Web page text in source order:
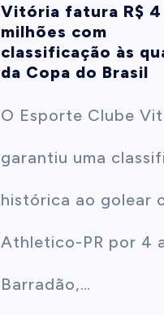
Vitória fatura R$ 4
milhões com
classificação às
da Copa do Brasil
O Esporte Clube
garantiu uma
histórica ao golear
Athletico-PR por 4
Barradão,…